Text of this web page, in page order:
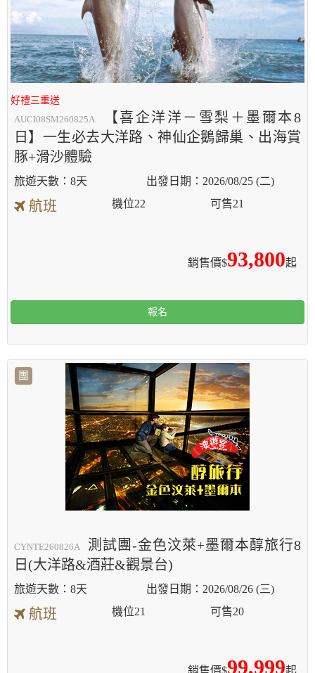
好禮三重送
AUCI08SM260825A
【喜企洋洋－雪梨＋墨爾本8
日】一生必去大洋路、神仙企鵝歸巢、出海賞
豚+滑沙體驗
8天 2026/08/25 (二)
航班
銷售價$93,800起
機位22 可售21
報名
團
CYNTE260826A
測試團-金色汶萊+墨爾本醇旅行8
日(大洋路&酒莊&觀景台)
8天 2026/08/26 (三)
航班
銷售價$99,999起
機位21 可售20